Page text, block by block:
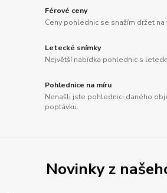
Férové ceny
Ceny pohlednic se snažím držet na
Letecké snímky
Největší nabídka pohlednic s
Pohlednice na míru
Nenašli jste pohlednici daného
poptávku.
Novinky z